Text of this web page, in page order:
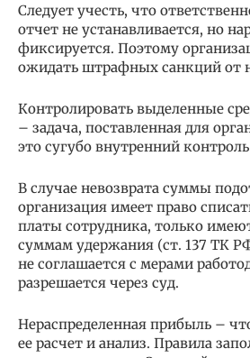
Следует учесть, что
отчет не устанавливается, но
фиксируется. Поэтому
ожидать штрафных санкций от
Контролировать выделенные
– задача, поставленная для
это сугубо внутренний
В случае невозврата суммы
организация имеет право
платы сотрудника, только
суммам удержания (ст. 137 ТК
не соглашается с мерами
разрешается через суд.
Нераспределенная прибыль –
ее расчет и анализ. Правила